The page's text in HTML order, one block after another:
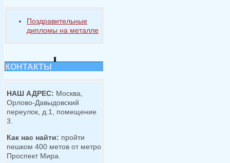
Поздравительные
дипломы на металле
КОНТАКТЫ
НАШ АДРЕС: Москва,
Орлово-Давыдовский
переулок, д.1, помещение
3.
Как нас найти: пройти
пешком 400 метов от метро
Проспект Мира.